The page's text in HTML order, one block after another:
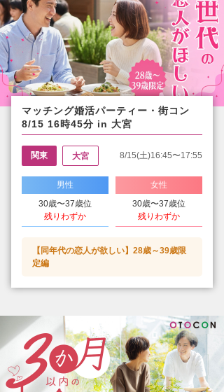
マッチング婚活パーティー・街コン
8/15 16時45分 in 大宮
関東 大宮 8/15(土)16:45〜17:55
男性
30歳〜37歳位
残りわずか
女性
30歳〜37歳位
残りわずか
【同年代の恋人が欲しい】28歳～39歳限
定編